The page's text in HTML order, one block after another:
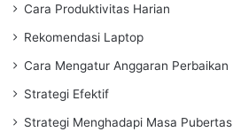
Cara Produktivitas Harian
Rekomendasi Laptop
Cara Mengatur Anggaran Perbaikan
Strategi Efektif
Strategi Menghadapi Masa Pubertas